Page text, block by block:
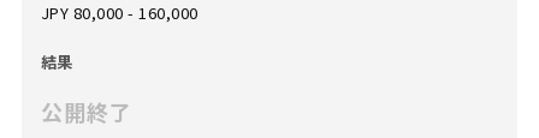
JPY 80,000 - 160,000
結果
公開終了